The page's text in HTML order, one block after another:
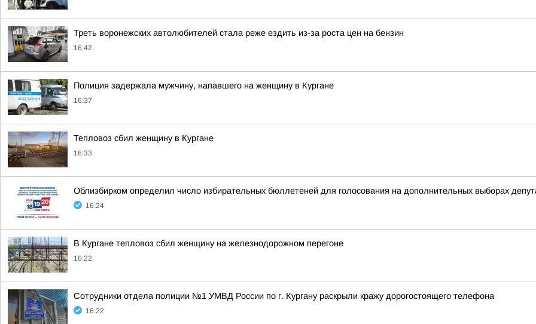
Треть воронежских автолюбителей стала реже ездить из-за роста цен на бензин
16:42
Полиция задержала мужчину, напавшего на женщину в Кургане
16:37
Тепловоз сбил женщину в Кургане
16:33
Облизбирком определил число избирательных бюллетеней для голосования на дополнительных выборах
16:24
В Кургане тепловоз сбил женщину на железнодорожном перегоне
16:22
Сотрудники отдела полиции №1 УМВД России по г. Кургану раскрыли кражу дорогостоящего телефона
16:22